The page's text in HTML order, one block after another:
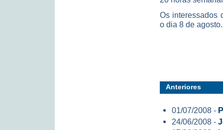
Os interessados
o dia 8 de agosto.
Anteriores
01/07/2008 -
24/06/2008 -